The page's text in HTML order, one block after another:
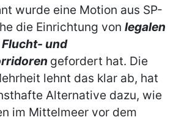
wurde eine Motion aus SP-
die Einrichtung von legalen
und
gefordert hat. Die
lehnt das klar ab, hat
Alternative dazu, wie
im Mittelmeer vor dem